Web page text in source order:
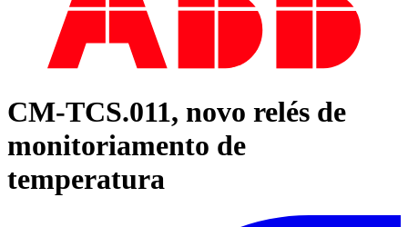
CM-TCS.011, novo relés de
monitoriamento de
temperatura